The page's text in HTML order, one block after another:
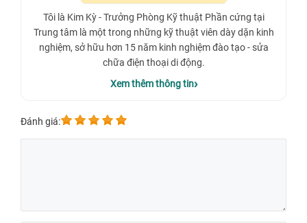
Tôi là Kim Kỳ - Trưởng Phòng Kỹ thuật Phần cứng tại
Trung tâm là một trong những kỹ thuật viên dày dặn kinh
nghiệm, sở hữu hơn 15 năm kinh nghiệm đào tạo - sửa
chữa điện thoại di động.
Xem thêm thông tin
Đánh giá: